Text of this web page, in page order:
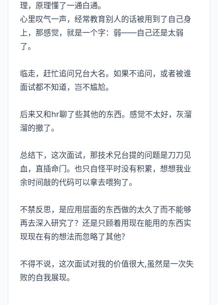
理，原理懂了一通白通。
心里叹气一声，经常教育别人的话被用到了自己身
上，那感觉，就是一个字：弱——自己还是太弱
了。
临走，赶忙追问兄台大名。如果不追问，或者被谁
面试都不知道，岂不尴尬。
后来又和hr聊了些其他的东西。感觉不太好，灰溜
溜的撤了。
总结下，这次面试，那技术兄台提的问题是刀刀见
血，直插命门。也只自怪平时没有积累，想想我业
余时间敲的代码可以拿去喂狗了。
不禁反思，是应用层面的东西做的太久了而不能够
再去深入研究了？还是只顾着用现在能用的东西实
现现在有的想法而忽略了其他？
不得不说，这次面试对我的价值很大,虽然是一次失
败的自我展现。